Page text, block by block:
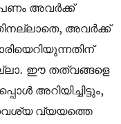
പണം അവർക്ക്
അവർക്ക്
ഈ തത്വങ്ങളെ
അറിയിച്ചിട്ടും,
വ്യയത്തെ